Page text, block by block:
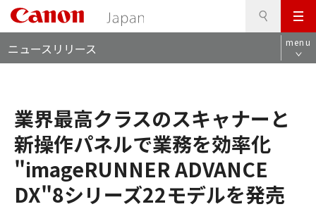
メ
ニ
ュ
ーニュースリリース menu
業界最高クラスのスキャナーと
新操作パネルで業務を効率化
"imageRUNNER ADVANCE
DX"8シリーズ22モデルを発売